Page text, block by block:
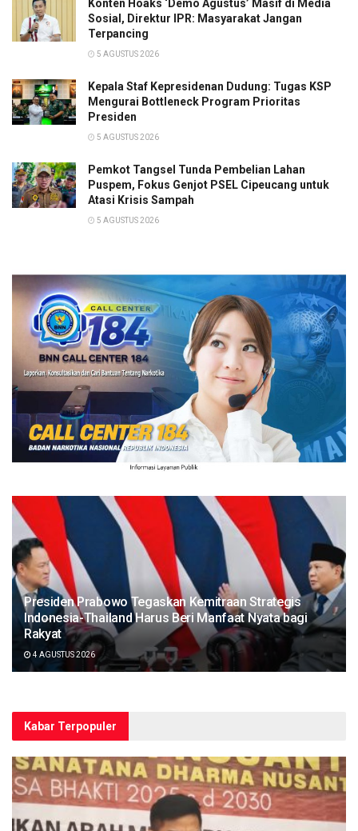
Konten Hoaks ‘Demo Agustus’ Masif di Media
Sosial, Direktur IPR: Masyarakat Jangan
Terpancing
5 AGUSTUS 2026
Kepala Staf Kepresidenan Dudung: Tugas KSP
Mengurai Bottleneck Program Prioritas
Presiden
5 AGUSTUS 2026
Pemkot Tangsel Tunda Pembelian Lahan
Puspem, Fokus Genjot PSEL Cipeucang untuk
Atasi Krisis Sampah
5 AGUSTUS 2026
Presiden Prabowo Tegaskan Kemitraan Strategis
Indonesia-Thailand Harus Beri Manfaat Nyata bagi
Rakyat
4 AGUSTUS 2026
Kabar Terpopuler